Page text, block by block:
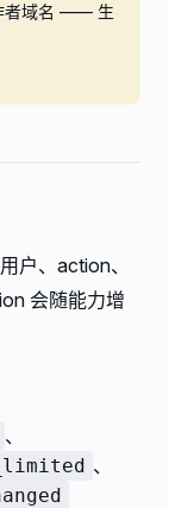
者域名 —— 生
户、action、
会随能力增
、
、